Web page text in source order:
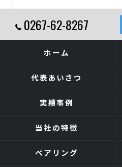
0267-62-8267
ホーム
代表あいさつ
実績事例
当社の特徴
ベアリング